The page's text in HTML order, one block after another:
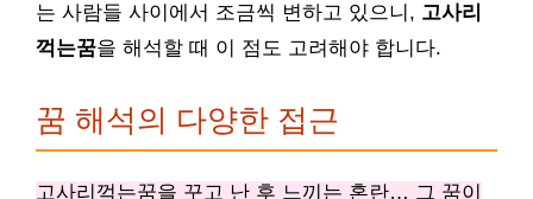
는 사람들 사이에서 조금씩 변하고 있으니, 고사리
꺽는꿈을 해석할 때 이 점도 고려해야 합니다.
꿈 해석의 다양한 접근
고사리꺽는꿈을 꾸고 난 후 느끼는 혼란… 그 꿈이